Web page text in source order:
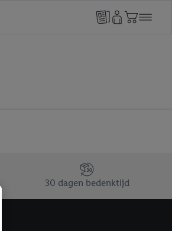
30 dagen bedenktijd